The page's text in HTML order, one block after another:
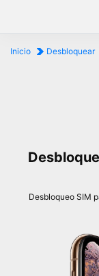
Inicio Desbloquear
Desbloqueo SIM